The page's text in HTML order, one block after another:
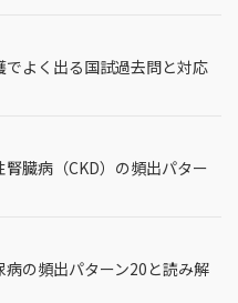
よく出る国試過去問と対応
腎臓病（CKD）の頻出パター
病の頻出パターン20と読み解